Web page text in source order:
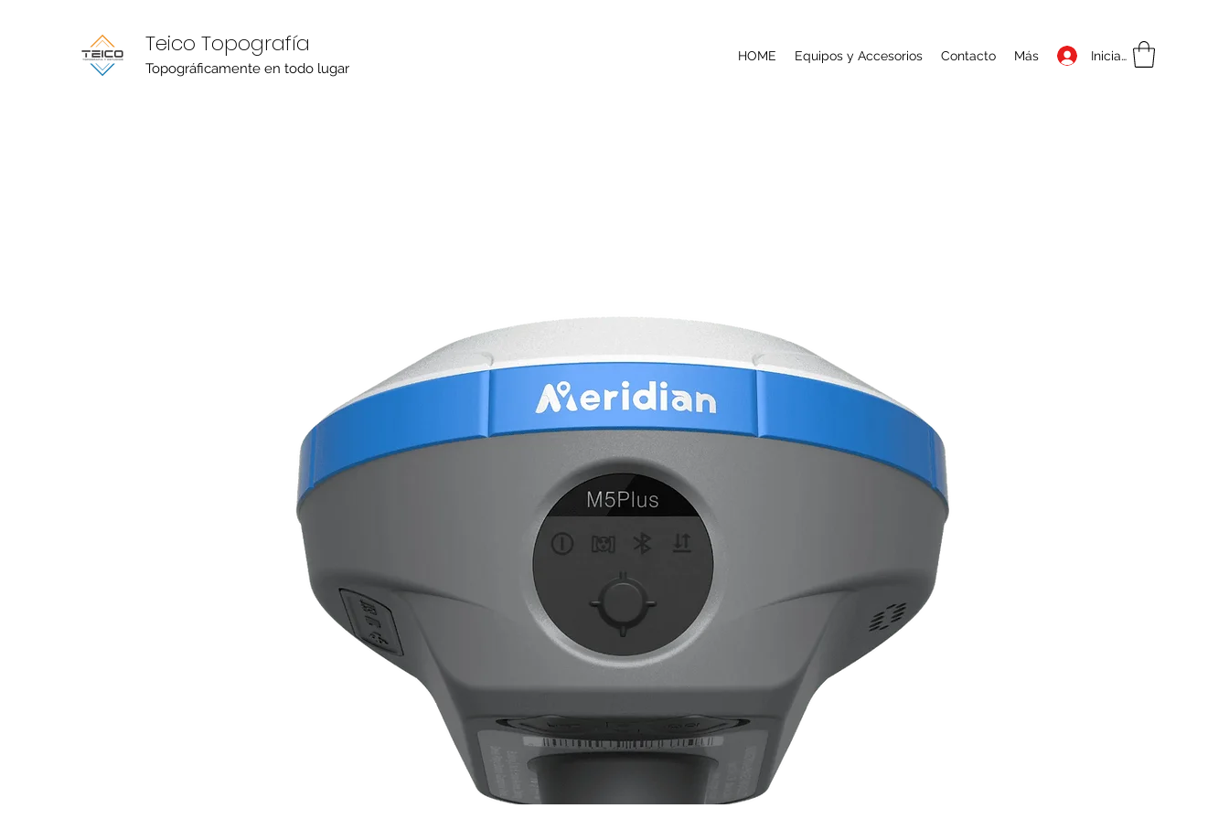
Teico Topografía
Topográficamente en todo lugar
HOME Equipos y Accesorios Contacto Más Iniciar sesión